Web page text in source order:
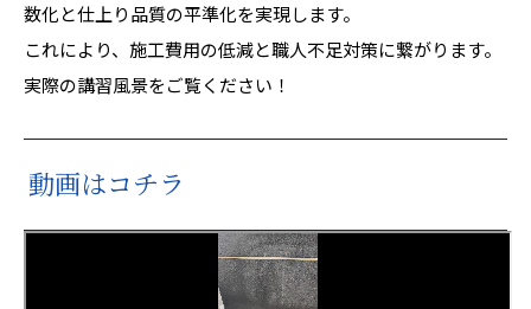
数化と仕上り品質の平準化を実現します。
これにより、施工費用の低減と職人不足対策に繋がります。
実際の講習風景をご覧ください！
動画はコチラ